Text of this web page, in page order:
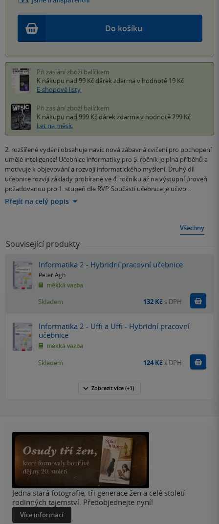
Do košíku
Při zaslání zboží balíčkem
K nákupu nad 99 Kč dárek zdarma v hodnotě 19 Kč
E-shopové listy
Při zaslání zboží balíčkem
K nákupu nad 999 Kč dárek zdarma v hodnotě 299 Kč
Let na měsíc
2. rozšířené vydání obsahuje navíc nová zábavná cvičení pro pochopení
umělé inteligence! Učebnice informatiky pro 5. ročník je plná příběhů a
motivuje k objevování a rozvoji informatického myšlení. Druhý díl
učebnice rozvíjí základy probírané ve 4. ročníku až na výstupní úroveň
požadovanou pro 1. stupeň dle RVP. Součástí učebnice je učivo…
Přejít na celý popis
Všechny
Související produkty
Informatika 2 - Hybridní pracovní učebnice
Peter Agh
měkká vazba
Skladem 132 Kč s DPH
Informatika 2 - Uffi a Uffi - Hybridní pracovní
učebnice
měkká vazba
Skladem 124 Kč s DPH
Zobrazit více (+1)
Jedna stará fotografie, tři generace žen a celé století
rodinných tajemství. Předobjednejte nyní!
Více informací